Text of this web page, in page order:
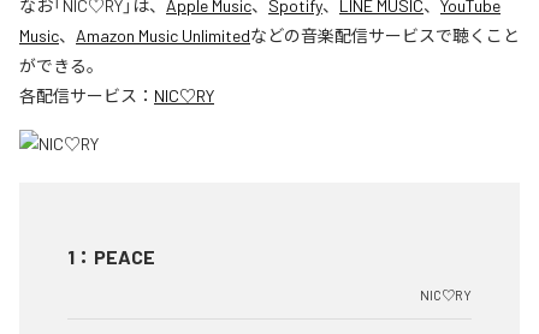
なお「NIC♡RY」は、 Apple Music、 Spotify、 LINE MUSIC、 YouTube
Music、 Amazon Music Unlimitedなどの音楽配信サービスで聴くこと
ができる。
各配信サービス： NIC♡RY
1 ： PEACE
NIC♡RY